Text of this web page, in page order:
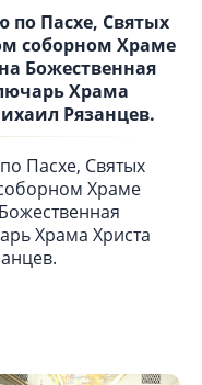
по Пасхе, Святых
соборном Храме
Божественная
Храма
Рязанцев.
Пасхе, Святых
Храме
Храма Христа